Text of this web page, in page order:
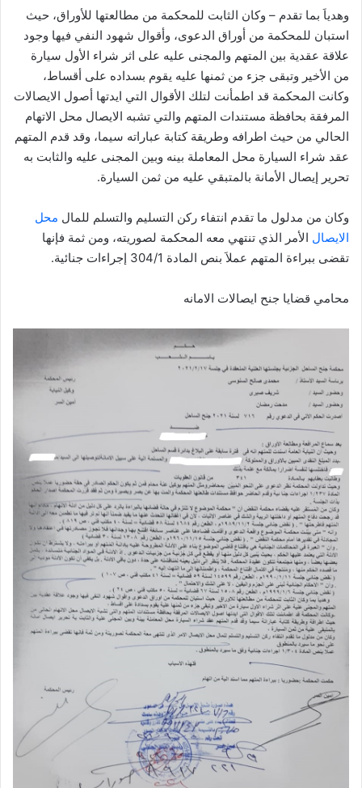
وهدياَ بما تقدم – وكان الثابت للمحكمة من مطالعتها للأوراق، حيث
استبان للمحكمة من أوراق الدعوى، وأقوال شهود النفي فيها وجود
علاقة عقدية بين المتهم والمجنى عليه على اثر شراء الأول سيارة
من الأخير وتبقى جزء من ثمنها عليه يقوم بسداده على أقساط،
وكانت المحكمة قد اطمأنت لتلك الأقوال التي ايدتها أصول الايصالات
المرفقة بحافظة مستندات المتهم والتي تشبه الايصال محل الاتهام
الحالي من حيث اطرافه وطريقة كتابة عباراته سيما، وقد قدم المتهم
عقد شراء السيارة محل المعاملة بينه وبين المجنى عليه والثابت به
تحرير إيصال الأمانة بالمتبقي عليه من ثمن السيارة.
وكان من مدلول ما تقدم انتفاء ركن التسليم والتسلم للمال محل
الايصال الأمر الذي تنتهي معه المحكمة لصوريته، ومن ثمة فإنها
تقضى ببراءة المتهم عملاَ بنص المادة 304/1 إجراءات جنائية.
محامي قضايا جنح ايصالات الامانه